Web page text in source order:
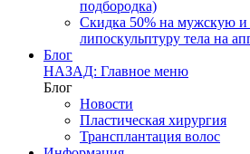
подбородка)
Скидка 50% на мужскую
липоскульптуру тела на
Блог
НАЗАД: Главное меню
Блог
Новости
Пластическая хирургия
Трансплантация волос